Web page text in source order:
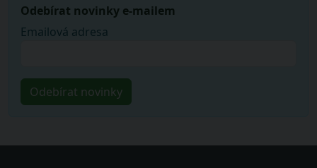
Odebírat novinky e-mailem
Emailová adresa